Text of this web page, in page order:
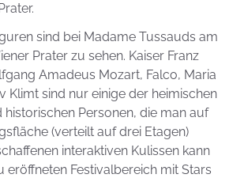
sind bei Madame Tussauds am
Prater zu sehen. Kaiser Franz
Amadeus Mozart, Falco, Maria
Klimt sind nur einige der heimischen
historischen Personen, die man auf
(verteilt auf drei Etagen)
interaktiven Kulissen kann
eröffneten Festivalbereich mit Stars